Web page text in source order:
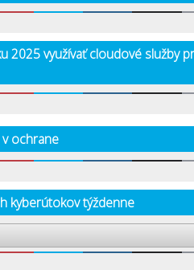
2025 využívať cloudové služby
ochrane
kyberútokov týždenne